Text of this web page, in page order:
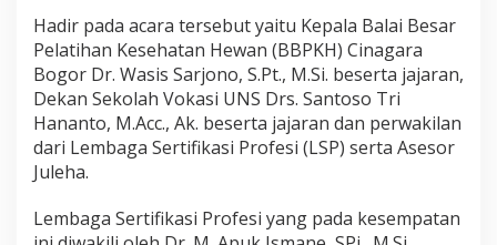
Hadir pada acara tersebut yaitu Kepala Balai Besar
Pelatihan Kesehatan Hewan (BBPKH) Cinagara
Bogor Dr. Wasis Sarjono, S.Pt., M.Si. beserta jajaran,
Dekan Sekolah Vokasi UNS Drs. Santoso Tri
Hananto, M.Acc., Ak. beserta jajaran dan perwakilan
dari Lembaga Sertifikasi Profesi (LSP) serta Asesor
Juleha.
Lembaga Sertifikasi Profesi yang pada kesempatan